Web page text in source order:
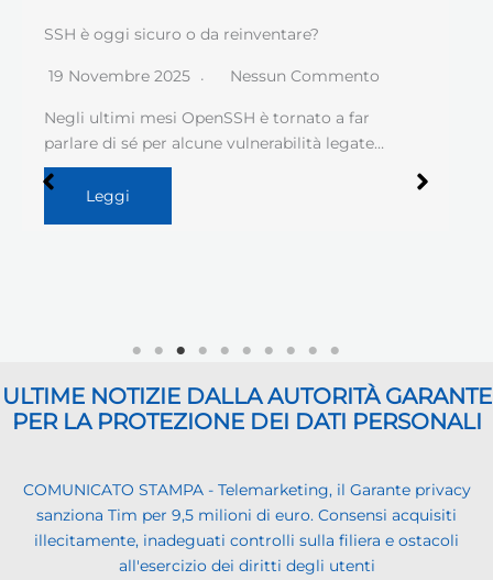
SSH è oggi sicuro o da reinventare?
19 Novembre 2025 Nessun Commento
Negli ultimi mesi OpenSSH è tornato a far
parlare di sé per alcune vulnerabilità legate…
Leggi
ULTIME NOTIZIE DALLA AUTORITÀ GARANTE
PER LA PROTEZIONE DEI DATI PERSONALI
COMUNICATO STAMPA - Telemarketing, il Garante privacy
sanziona Tim per 9,5 milioni di euro. Consensi acquisiti
illecitamente, inadeguati controlli sulla filiera e ostacoli
all'esercizio dei diritti degli utenti